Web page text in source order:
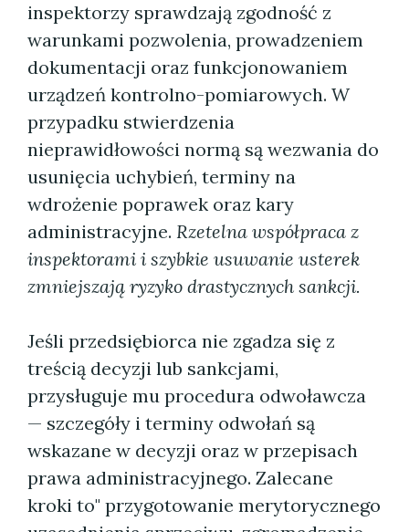
inspektorzy sprawdzają zgodność z
warunkami pozwolenia, prowadzeniem
dokumentacji oraz funkcjonowaniem
urządzeń kontrolno-pomiarowych. W
przypadku stwierdzenia
nieprawidłowości normą są wezwania do
usunięcia uchybień, terminy na
wdrożenie poprawek oraz kary
administracyjne. Rzetelna współpraca z
inspektorami i szybkie usuwanie usterek
zmniejszają ryzyko drastycznych sankcji.
Jeśli przedsiębiorca nie zgadza się z
treścią decyzji lub sankcjami,
przysługuje mu procedura odwoławcza
— szczegóły i terminy odwołań są
wskazane w decyzji oraz w przepisach
prawa administracyjnego. Zalecane
kroki to" przygotowanie merytorycznego